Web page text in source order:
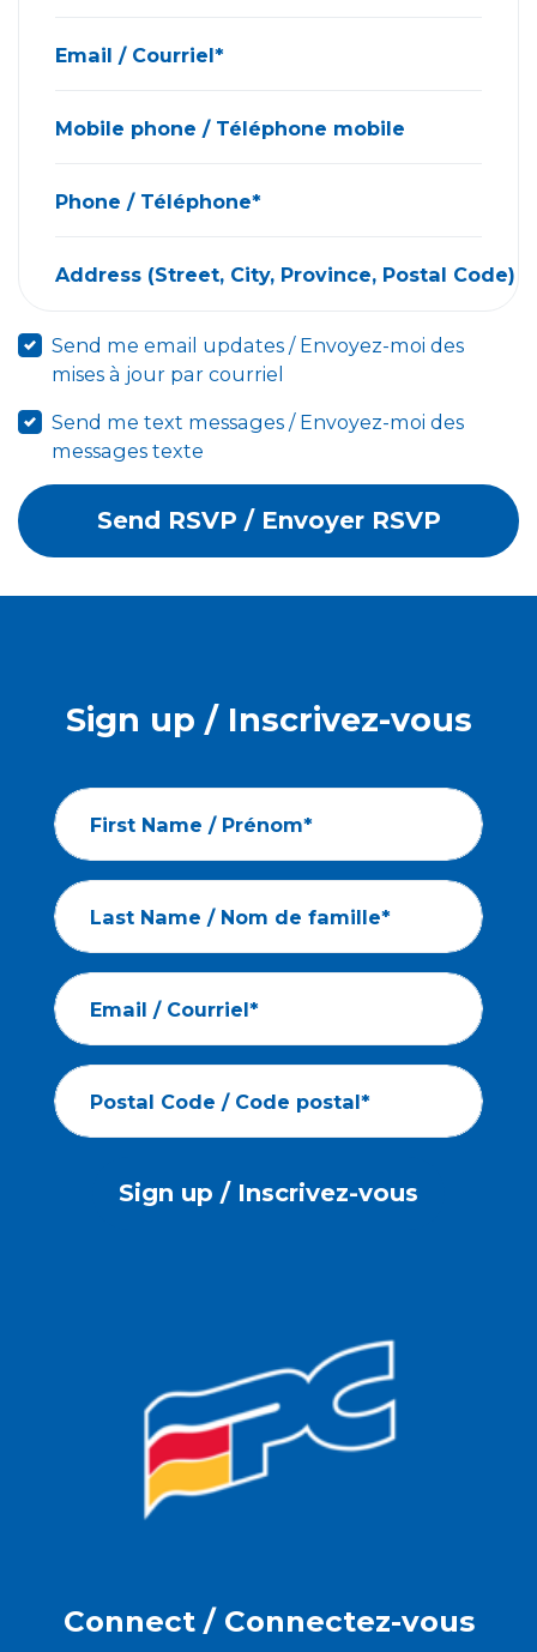
Email / Courriel*
Mobile phone / Téléphone mobile
Phone / Téléphone*
Address (Street, City, Province, Postal Code)
Send me email updates / Envoyez-moi des
mises à jour par courriel
Send me text messages / Envoyez-moi des
messages texte
Sign up / Inscrivez-vous
First Name / Prénom*
Last Name / Nom de famille*
Email / Courriel*
Postal Code / Code postal*
Sign up / Inscrivez-vous
Connect / Connectez-vous